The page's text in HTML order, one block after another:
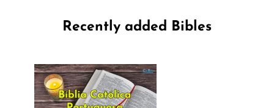
Recently added Bibles